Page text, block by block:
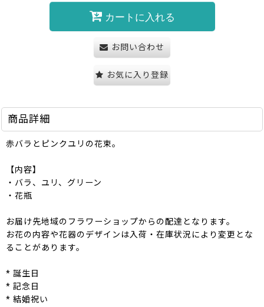
カートに入れる
お問い合わせ
お気に入り登録
商品詳細
赤バラとピンクユリの花束。
【内容】
・バラ、ユリ、グリーン
・花瓶
お届け先地域のフラワーショップからの配達となります。
お花の内容や花器のデザインは入荷・在庫状況により変更とな
ることがあります。
* 誕生日
* 記念日
* 結婚祝い